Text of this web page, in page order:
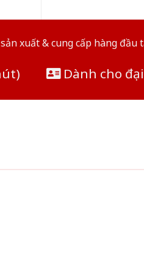
xuất & cung cấp hàng đầu
Dành cho